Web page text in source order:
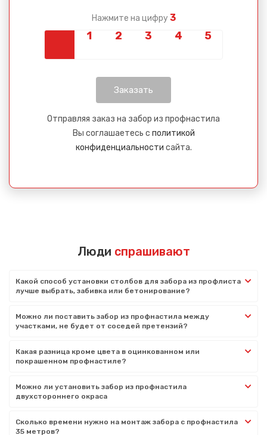
Нажмите на цифру 3
Отправляя заказ на забор из профнастила
Вы соглашаетесь с политикой
конфиденциальности сайта.
Люди спрашивают
Какой способ установки столбов для забора из профлиста
лучше выбрать, забивка или бетонирование?
Можно ли поставить забор из профнастила между
участками, не будет от соседей претензий?
Какая разница кроме цвета в оцинкованном или
покрашенном профнастиле?
Можно ли установить забор из профнастила
двухстороннего окраса
Сколько времени нужно на монтаж забора с профнастила
35 метров?